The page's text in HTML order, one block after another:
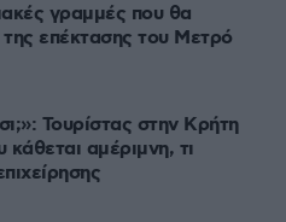
γραμμές που θα
της επέκτασης του Μετρό
Τουρίστας στην Κρήτη
κάθεται αμέριμνη, τι
επιχείρησης